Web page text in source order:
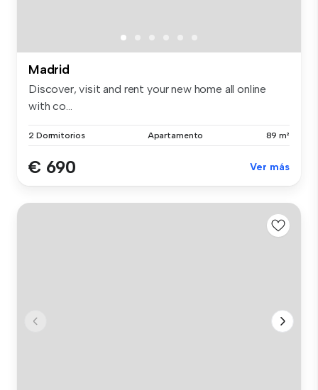
Madrid
Discover, visit and rent your new home all online
with co...
2 Dormitorios Apartamento 89 m²
€ 690 Ver más